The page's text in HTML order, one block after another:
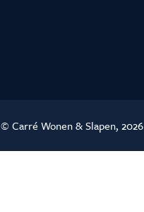
© Carré Wonen & Slapen, 2026